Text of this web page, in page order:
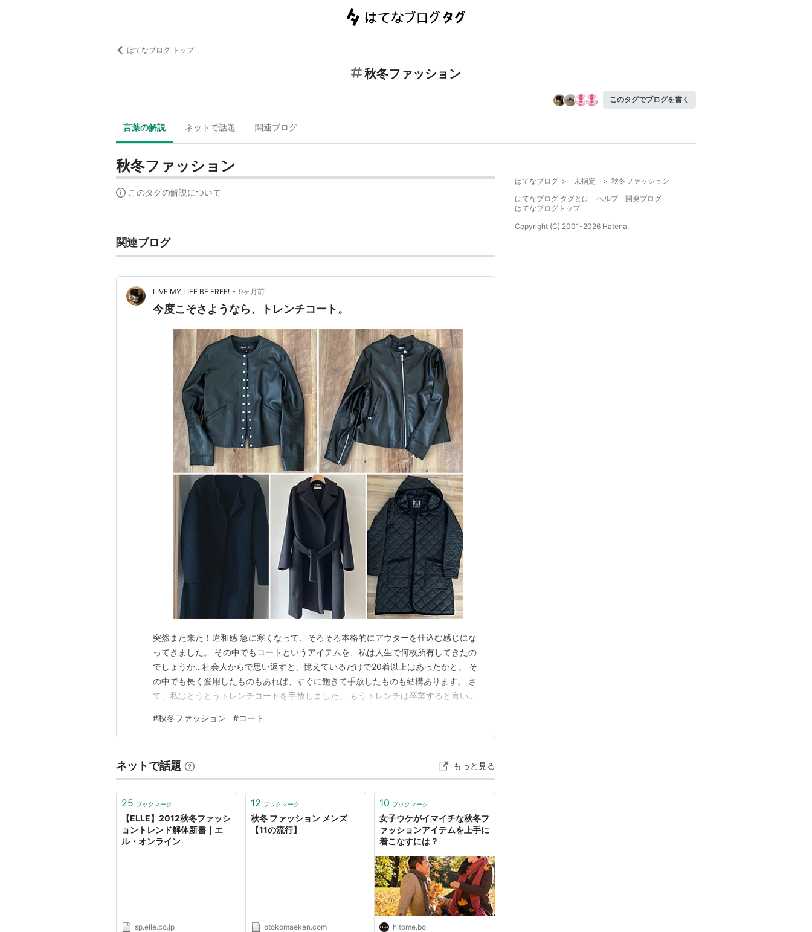
はてなブログ トップ
秋冬ファッション
このタグでブログを書く
言葉の解説 ネットで話題 関連ブログ
秋冬ファッション
このタグの解説について
関連ブログ
LIVE MY LIFE BE FREE! • 9ヶ月前
今度こそさようなら、トレンチコート。
突然また来た！違和感 急に寒くなって、そろそろ本格的にアウターを仕込む感じにな
ってきました。 その中でもコートというアイテムを、私は人生で何枚所有してきたの
でしょうか…社会人からで思い返すと、憶えているだけで20着以上はあったかと。 そ
の中でも長く愛用したものもあれば、すぐに飽きて手放したものも結構あります。 さ
て、私はとうとうトレンチコートを手放しました。 もうトレンチは卒業すると言いつ
www.icelifestyle.site 手放すきっかけになったのは、シーズン前に鏡の前で試着した時
に違和感があったからです…
#秋冬ファッション #コート
ネットで話題 もっと見る
25 ブックマーク
【ELLE】2012秋冬ファッシ
ョントレンド解体新書｜エ
ル・オンライン
sp.elle.co.jp
12 ブックマーク
秋冬 ファッション メンズ
【11の流行】
otokomaeken.com
10 ブックマーク
女子ウケがイマイチな秋冬フ
ァッションアイテムを上手に
着こなすには？
hitome.bo
はてなブログ > 未指定 > 秋冬ファッション
はてなブログ タグとは
ヘルプ
開発ブログ
はてなブログトップ
Copyright (C) 2001-2026 Hatena.